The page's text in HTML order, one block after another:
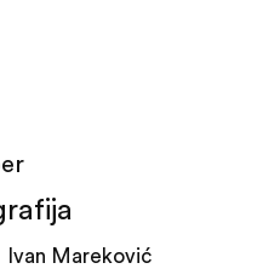
Ivan Mareković